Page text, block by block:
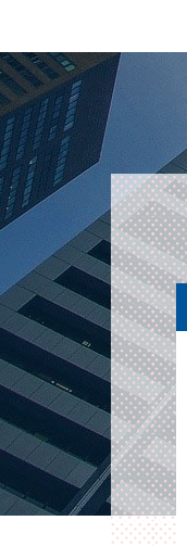
家秘密法实
国家秘密，维
开放和社会主
本法。 第二条
益，依照法定
查看更多+